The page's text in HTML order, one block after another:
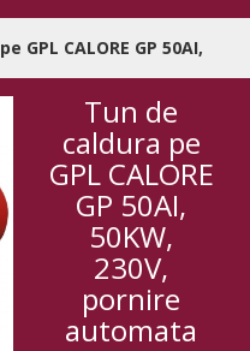
GPL CALORE GP 50AI,
Tun de
caldura pe
GPL CALORE
GP 50AI,
50KW,
230V,
pornire
automata